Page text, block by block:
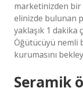
marketinizden bir
elinizde bulunan
yaklaşık 1 dakika
Öğütücüyü nemli
kurumasını
Seramik